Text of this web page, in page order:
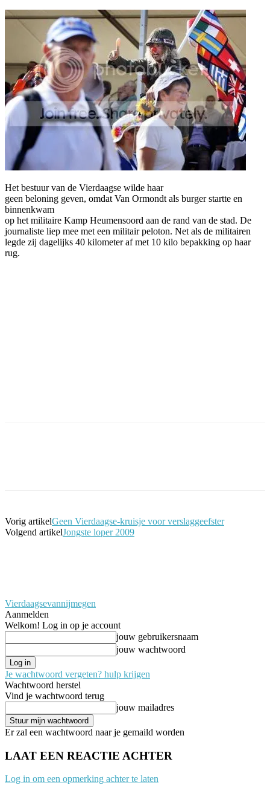
Het bestuur van de Vierdaagse wilde haar
geen beloning geven, omdat Van Ormondt als burger startte en
binnenkwam
op het militaire Kamp Heumensoord aan de rand van de stad. De
journaliste liep mee met een militair peloton. Net als de militairen
legde zij dagelijks 40 kilometer af met 10 kilo bepakking op haar
rug.
Vorig artikelGeen Vierdaagse-kruisje voor verslaggeefster
Volgend artikelJongste loper 2009
Vierdaagsevannijmegen
Aanmelden
Welkom! Log in op je account
jouw gebruikersnaam
jouw wachtwoord
Je wachtwoord vergeten? hulp krijgen
Wachtwoord herstel
Vind je wachtwoord terug
jouw mailadres
Er zal een wachtwoord naar je gemaild worden
LAAT EEN REACTIE ACHTER
Log in om een opmerking achter te laten